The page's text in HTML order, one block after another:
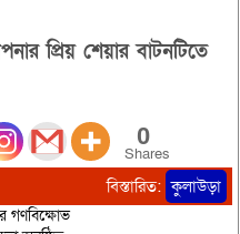
প্রিয় শেয়ার বাটনটিতে
0
Shares
বিস্তারিত: কুলাউড়া
গণবিক্ষোভ